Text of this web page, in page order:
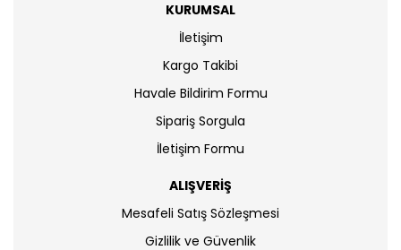
KURUMSAL
İletişim
Kargo Takibi
Havale Bildirim Formu
Sipariş Sorgula
İletişim Formu
ALIŞVERİŞ
Mesafeli Satış Sözleşmesi
Gizlilik ve Güvenlik